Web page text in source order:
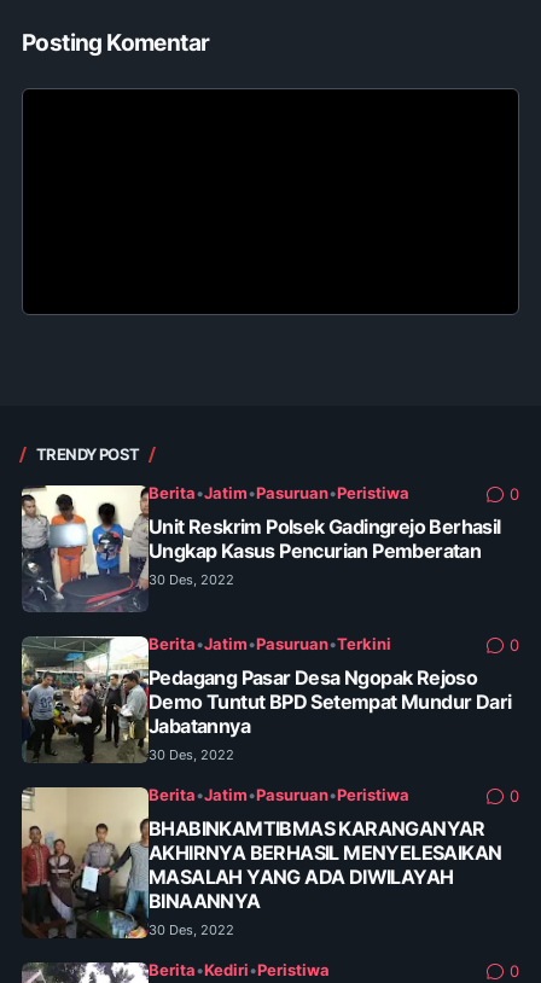
Posting Komentar
TRENDY POST
Berita•Jatim•Pasuruan•Peristiwa 0
Unit Reskrim Polsek Gadingrejo Berhasil
Ungkap Kasus Pencurian Pemberatan
30 Des, 2022
Berita•Jatim•Pasuruan•Terkini 0
Pedagang Pasar Desa Ngopak Rejoso
Demo Tuntut BPD Setempat Mundur Dari
Jabatannya
30 Des, 2022
Berita•Jatim•Pasuruan•Peristiwa 0
BHABINKAMTIBMAS KARANGANYAR
AKHIRNYA BERHASIL MENYELESAIKAN
MASALAH YANG ADA DIWILAYAH
BINAANNYA
30 Des, 2022
Berita•Kediri•Peristiwa 0